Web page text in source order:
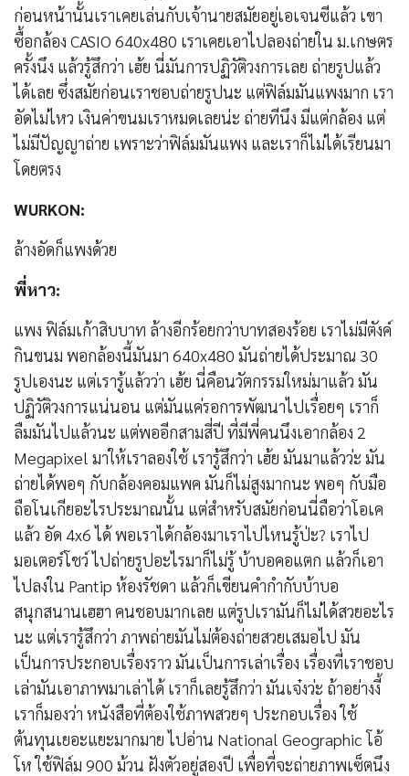
ก่อนหน้านั้นเราเคยเล่นกับเจ้านายสมัยอยู่เอเจนซีแล้ว เขา
ซื้อกล้อง CASIO 640x480 เราเคยเอาไปลองถ่ายใน ม.เกษตร
ครั้งนึง แล้วรู้สึกว่า เฮ้ย นี่มันการปฏิวัติวงการเลย ถ่ายรูปแล้ว
ได้เลย ซึ่งสมัยก่อนเราชอบถ่ายรูปนะ แต่ฟิล์มมันแพงมาก เรา
อัดไม่ไหว เงินค่าขนมเราหมดเลยน่ะ ถ่ายทีนึง มีแต่กล้อง แต่
ไม่มีปัญญาถ่าย เพราะว่าฟิล์มมันแพง และเราก็ไม่ได้เรียนมา
โดยตรง
WURKON:
ล้างอัดก็แพงด้วย
พี่หาว:
แพง ฟิล์มเก้าสิบบาท ล้างอีกร้อยกว่าบาทสองร้อย เราไม่มีตังค์
กินขนม พอกล้องนี้มันมา 640x480 มันถ่ายได้ประมาณ 30
รูปเองนะ แต่เรารู้แล้วว่า เฮ้ย นี่คือนวัตกรรมใหม่มาแล้ว มัน
ปฏิวัติวงการแน่นอน แต่มันแค่รอการพัฒนาไปเรื่อยๆ เราก็
ลืมมันไปแล้วนะ แต่พออีกสามสี่ปี ที่มีพี่คนนึงเอากล้อง 2
Megapixel มาให้เราลองใช้ เรารู้สึกว่า เฮ้ย มันมาแล้วว่ะ มัน
ถ่ายได้พอๆ กับกล้องคอมแพค มันก็ไม่สูงมากนะ พอๆ กับมือ
ถือโนเกียอะไรประมาณนั้น แต่สำหรับสมัยก่อนนี่ถือว่าโอเค
แล้ว อัด 4x6 ได้ พอเราได้กล้องมาเราไปไหนรู้ป่ะ? เราไป
มอเตอร์โชว์ ไปถ่ายรูปอะไรมาก็ไม่รู้ บ้าบอคอแตก แล้วก็เอา
ไปลงใน Pantip ห้องรัชดา แล้วก็เขียนคำกำกับบ้าบอ
สนุกสนานเฮฮา คนชอบมากเลย แต่รูปเรามันก็ไม่ได้สวยอะไร
นะ แต่เรารู้สึกว่า ภาพถ่ายมันไม่ต้องถ่ายสวยเสมอไป มัน
เป็นการประกอบเรื่องราว มันเป็นการเล่าเรื่อง เรื่องที่เราชอบ
เล่ามันเอาภาพมาเล่าได้ เราก็เลยรู้สึกว่า มันเจ๋งว่ะ ถ้าอย่างงี้
เราก็มองว่า หนังสือที่ต้องใช้ภาพสวยๆ ประกอบเรื่อง ใช้
ต้นทุนเยอะแยะมากมาย ไปอ่าน National Geographic โอ้
โห ใช้ฟิล์ม 900 ม้วน ฝังตัวอยู่สองปี เพื่อที่จะถ่ายภาพเซ็ตนึง